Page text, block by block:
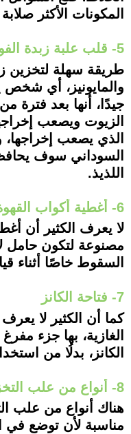
المكونات الأكثر
5- قلب علبة زبدة الفول السوداني والمايونيز
طريقة سهلة لتخزين
والمايونيز، أي
جيدًا، أنها بعد فترة
الزيوت ويصعب
الذي يصعب
السوداني سوف
اللذيذ.
6- أغطية أكواب القهوة
لا يعرف الكثير أن
مصنوعة لتكون حامل
السقوط خاصًا أثناء
7- فتاحة الكانز
كما أن الكثير لا
الغازية، بها جزء
الكانز، بدلُا من
8- أنواع من علب التخزين لا تضعها في الميكروويف
هناك أنواع من علب
مناسبة لأن توضع في